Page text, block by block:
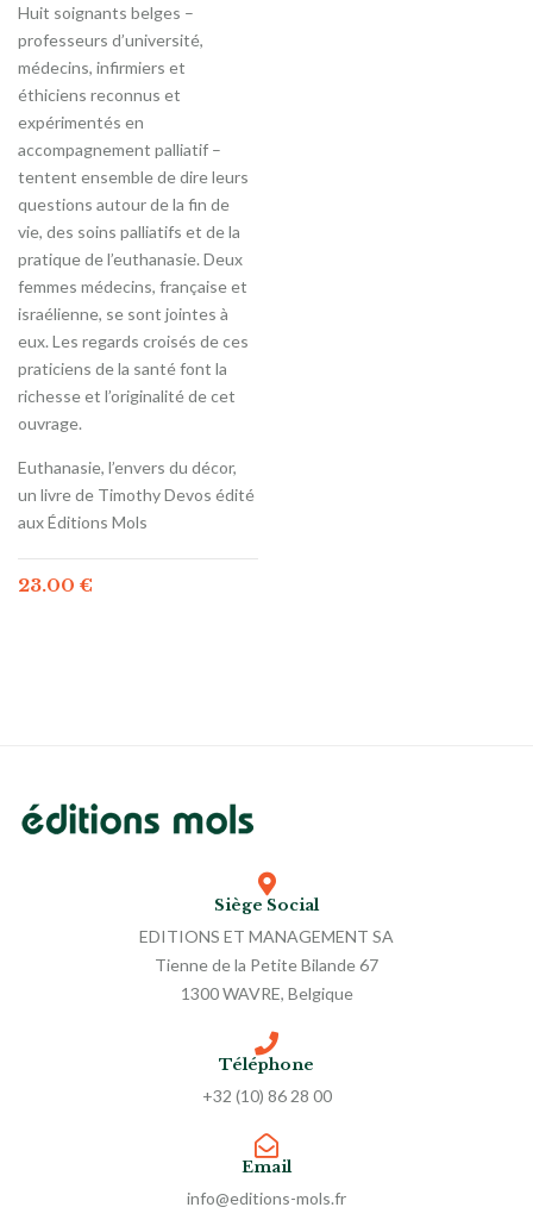
Huit soignants belges –
professeurs d’université,
médecins, infirmiers et
éthiciens reconnus et
expérimentés en
accompagnement palliatif –
tentent ensemble de dire leurs
questions autour de la fin de
vie, des soins palliatifs et de la
pratique de l’euthanasie. Deux
femmes médecins, française et
israélienne, se sont jointes à
eux. Les regards croisés de ces
praticiens de la santé font la
richesse et l’originalité de cet
ouvrage.
Euthanasie, l’envers du décor,
un livre de Timothy Devos édité
aux Éditions Mols
23.00 €
Siège Social
EDITIONS ET MANAGEMENT SA
Tienne de la Petite Bilande 67
1300 WAVRE, Belgique
Téléphone
+32 (10) 86 28 00
Email
info@editions-mols.fr